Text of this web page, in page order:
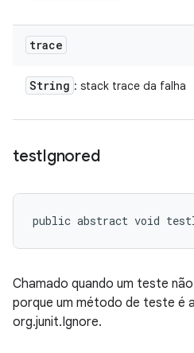
trace
String : stack trace da falha
testIgnored
public abstract void
Chamado quando um teste
porque um método de teste é
org.junit.Ignore.